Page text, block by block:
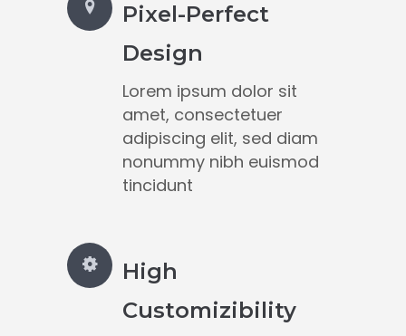
Pixel-Perfect
Design
Lorem ipsum dolor sit
amet, consectetuer
adipiscing elit, sed diam
nonummy nibh euismod
tincidunt
High
Customizibility